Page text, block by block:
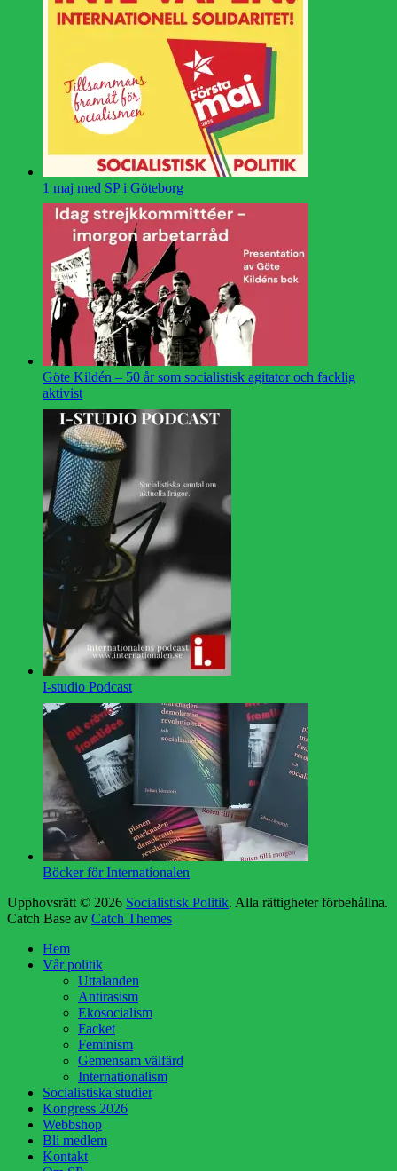
1 maj med SP i Göteborg
Göte Kildén – 50 år som socialistisk agitator och facklig
aktivist
I-studio Podcast
Böcker för Internationalen
Upphovsrätt © 2026 Socialistisk Politik. Alla rättigheter förbehållna.
Catch Base av Catch Themes
Hem
Vår politik
Uttalanden
Antirasism
Ekosocialism
Facket
Feminism
Gemensam välfärd
Internationalism
Socialistiska studier
Kongress 2026
Webbshop
Bli medlem
Kontakt